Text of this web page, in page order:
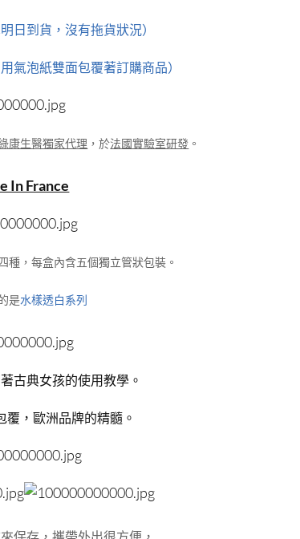
日到貨，沒有拖貨狀況）
氣泡紙雙面包覆著訂購商品）
康生醫獨家代理 ，於法國實驗室研發 。
In France
種，每盒內含五個獨立管狀包裝。
是水樣透白系列
古典女孩的使用教學。
覆，歐洲品牌的精髓。